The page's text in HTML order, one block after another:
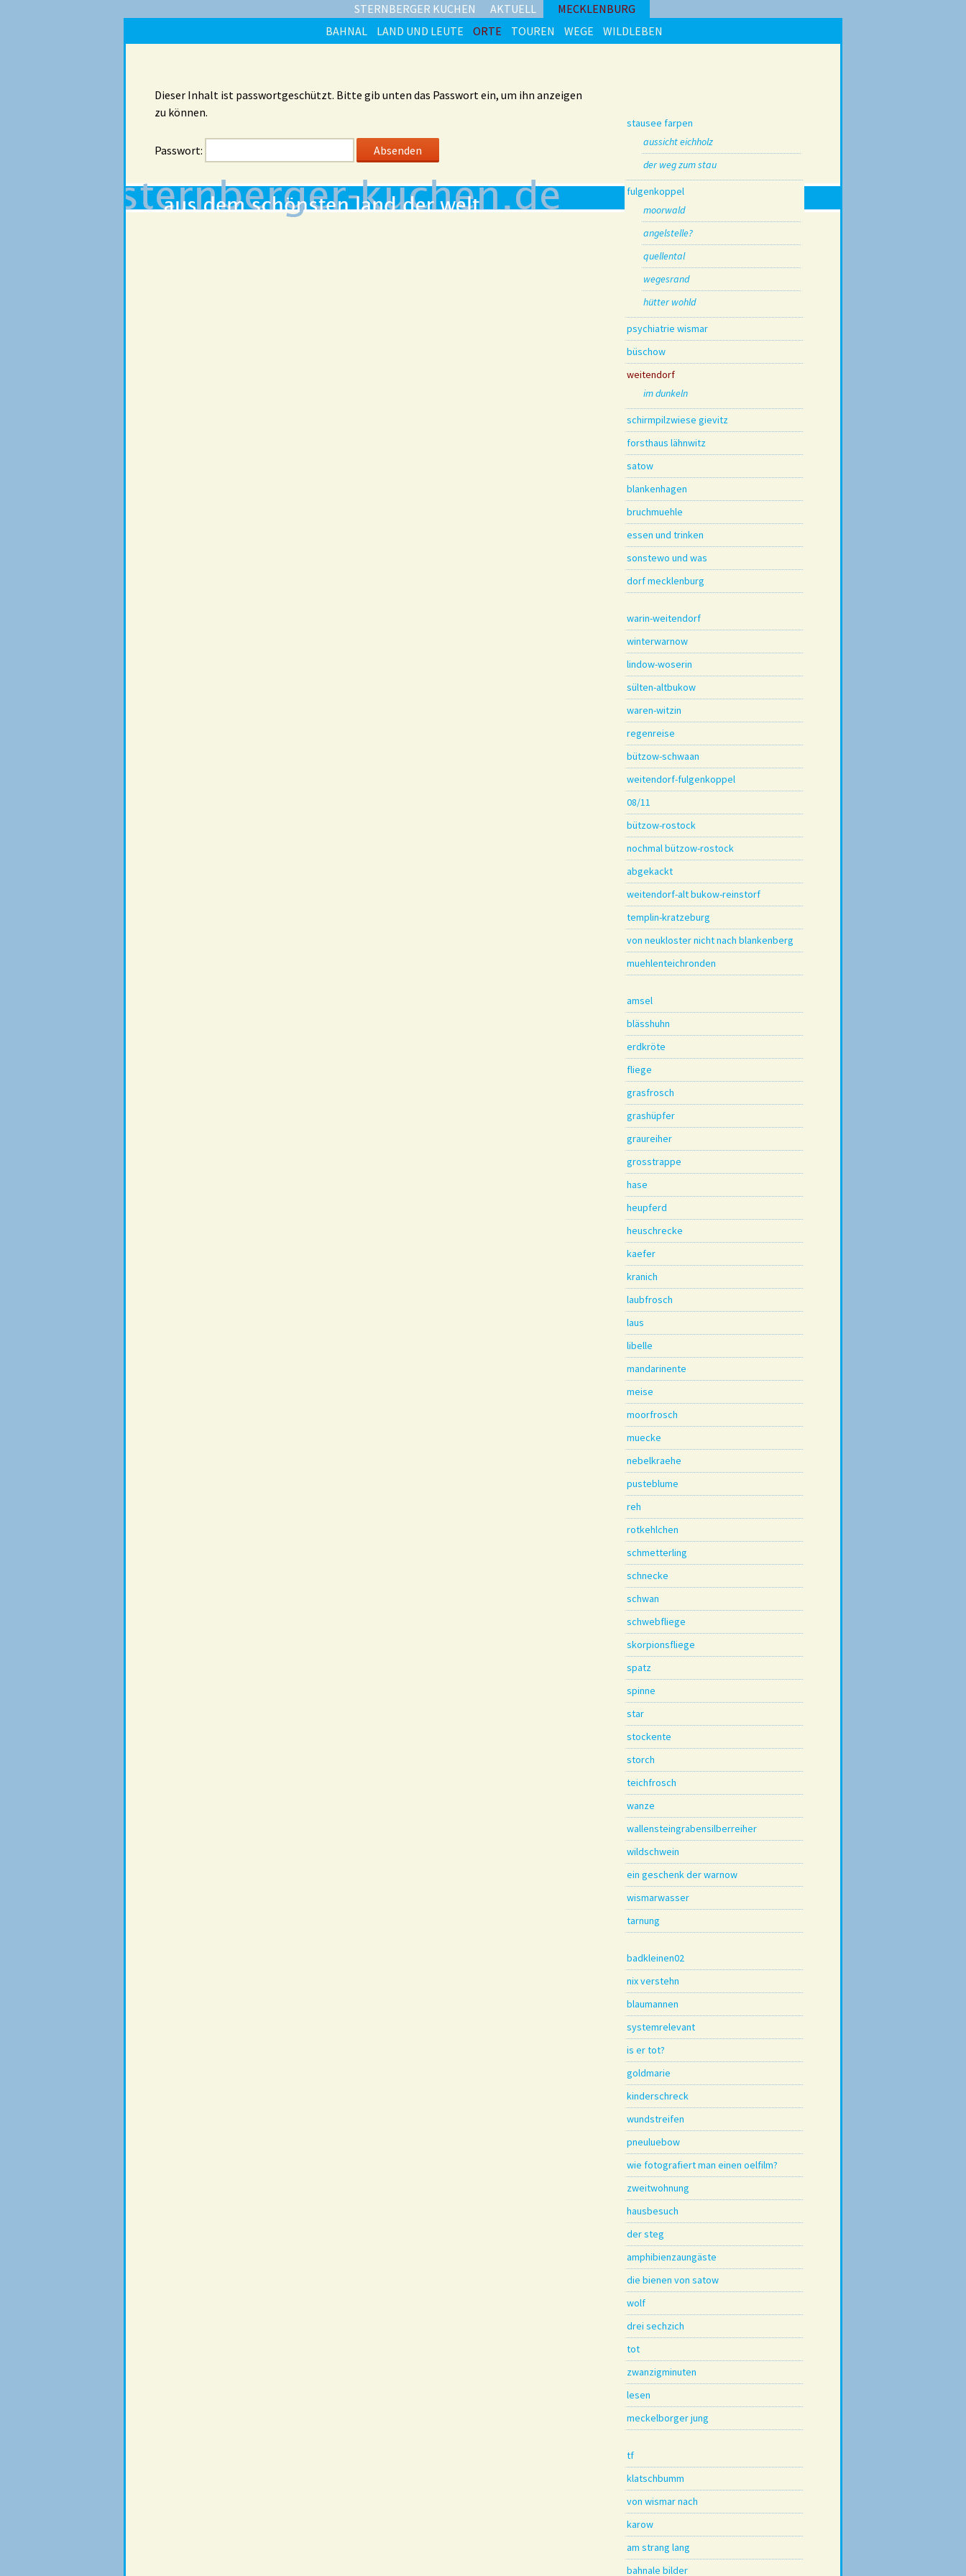
STERNBERGER KUCHEN AKTUELL
MECKLENBURG
BAHNAL
LAND UND LEUTE ORTE TOUREN WEGE WILDLEBEN
Dieser Inhalt ist passwortgeschützt. Bitte gib unten das Passwort ein, um ihn anzeigen
zu können.
Passwort:
stausee farpen
aussicht eichholz
der weg zum stau
fulgenkoppel
moorwald
angelstelle?
quellental
wegesrand
hütter wohld
psychiatrie wismar
büschow
weitendorf
im dunkeln
schirmpilzwiese gievitz
forsthaus lähnwitz
satow
blankenhagen
bruchmuehle
essen und trinken
sonstewo und was
dorf mecklenburg
warin-weitendorf
winterwarnow
lindow-woserin
sülten-altbukow
waren-witzin
regenreise
bützow-schwaan
weitendorf-fulgenkoppel
08/11
bützow-rostock
nochmal bützow-rostock
abgekackt
weitendorf-alt bukow-reinstorf
templin-kratzeburg
von neukloster nicht nach blankenberg
muehlenteichronden
amsel
blässhuhn
erdkröte
fliege
grasfrosch
grashüpfer
graureiher
grosstrappe
hase
heupferd
heuschrecke
kaefer
kranich
laubfrosch
laus
libelle
mandarinente
meise
moorfrosch
muecke
nebelkraehe
pusteblume
reh
rotkehlchen
schmetterling
schnecke
schwan
schwebfliege
skorpionsfliege
spatz
spinne
star
stockente
storch
teichfrosch
wanze
wallensteingrabensilberreiher
wildschwein
ein geschenk der warnow
wismarwasser
tarnung
badkleinen02
nix verstehn
blaumannen
systemrelevant
is er tot?
goldmarie
kinderschreck
wundstreifen
pneuluebow
wie fotografiert man einen oelfilm?
zweitwohnung
hausbesuch
der steg
amphibienzaungäste
die bienen von satow
wolf
drei sechzich
tot
zwanzigminuten
lesen
meckelborger jung
tf
klatschbumm
von wismar nach
karow
am strang lang
bahnale bilder